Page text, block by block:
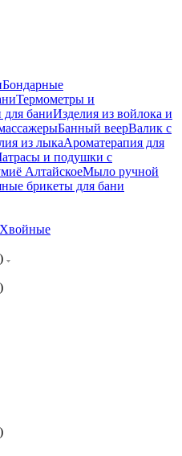
Бондарные
Термометры и
для баниИзделия из войлока и
Банный веерВалик с
из лыкаАроматерапия для
и подушки с
АлтайскоеМыло ручной
брикеты для бани
Хвойные